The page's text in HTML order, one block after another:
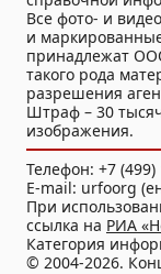
Все фото- и
и
принадлежат
такого рода
разрешения
Штраф – 30
изображения.
Телефон: +7 (499)
E-mail: urfoorg
При
ссылка на РИА
Категория
© 2004-2026.